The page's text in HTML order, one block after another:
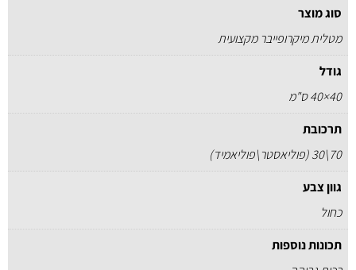
סוג מוצר
מטלית מיקרופייבר מקצועית
גודל
40×40 ס"מ
תרכובת
70\30 (פוליאסטר\פוליאמיד)
גוון צבע
כחול
תכונות נוספות